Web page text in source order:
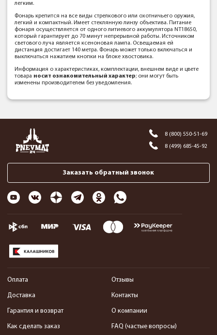
легким.
Фонарь крепится на все виды стрелкового или охотничьего оружия,
легкий и компактный. Имеет стеклянную линзу объектива. Питание
фонаря осуществляется от одного литиевого аккумулятора NT18650,
который гарантирует до 70 минут непрерывной работы. Источником
светового луча является ксеноновая лампа. Освещаемая ей
дистанция достигает 140 метра. Фонарь может только включаться и
выключаться нажатием кнопки на блоке хвостовика.
Информация о характеристиках, комплектации, внешнем виде и цвете
товара носит ознакомительный характер; они могут быть
изменены производителем без уведомления.
8 (800) 550-51-69
8 (499) 685-45-92
Заказать обратный звонок
Оплата
Доставка
Гарантия и возврат
Как сделать заказ
Отзывы
Контакты
О компании
FAQ (частые вопросы)